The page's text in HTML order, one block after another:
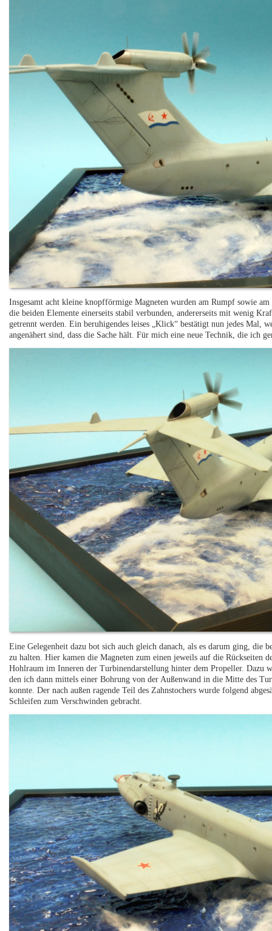
Insgesamt acht kleine knopfförmige Magneten wurden am Rumpf sowie
die beiden Elemente einerseits stabil verbunden, andererseits mit wenig
getrennt werden. Ein beruhigendes leises „Klick“ bestätigt nun jedes Mal,
angenähert sind, dass die Sache hält. Für mich eine neue Technik, die ich
Eine Gelegenheit dazu bot sich auch gleich danach, als es darum ging, die
zu halten. Hier kamen die Magneten zum einen jeweils auf die Rückseiten
Hohlraum im Inneren der Turbinendarstellung hinter dem Propeller. Dazu
den ich dann mittels einer Bohrung von der Außenwand in die Mitte des
konnte. Der nach außen ragende Teil des Zahnstochers wurde folgend
Schleifen zum Verschwinden gebracht.